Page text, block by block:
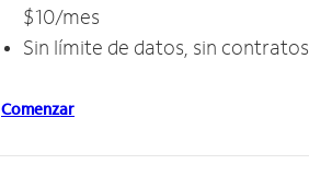
$10/mes
Sin límite de datos, sin contratos
Comenzar